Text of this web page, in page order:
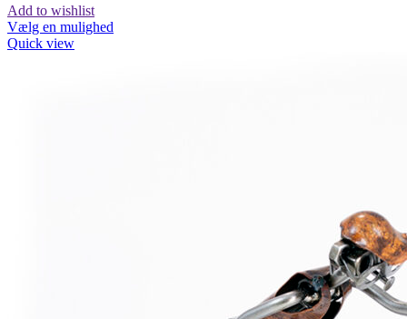
Add to wishlist
Vælg en mulighed
Quick view